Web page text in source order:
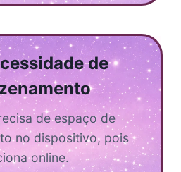
de
de espaço de
no dispositivo, pois
online.